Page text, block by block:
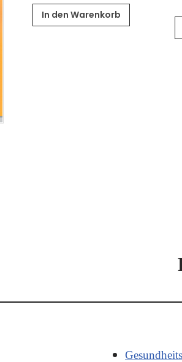
In den Warenkorb